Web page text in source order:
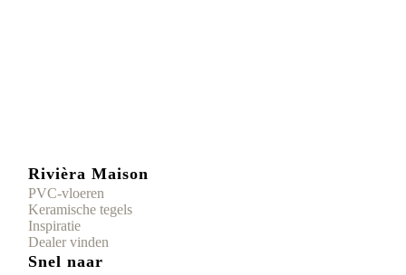
Rivièra Maison
PVC-vloeren
Keramische tegels
Inspiratie
Dealer vinden
Snel naar